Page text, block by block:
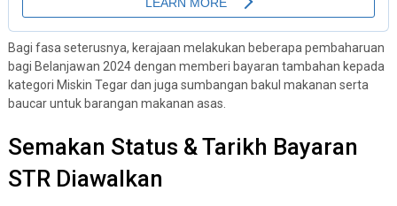
Bagi fasa seterusnya, kerajaan melakukan beberapa pembaharuan
bagi Belanjawan 2024 dengan memberi bayaran tambahan kepada
kategori Miskin Tegar dan juga sumbangan bakul makanan serta
baucar untuk barangan makanan asas.
Semakan Status & Tarikh Bayaran
STR Diawalkan